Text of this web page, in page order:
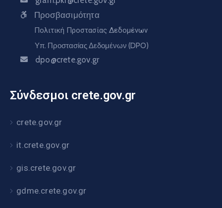
Προσβασιμότητα
Πολιτική Προστασίας Δεδομένων
Υπ. Προστασίας Δεδομένων (DPO)
dpo@crete.gov.gr
Σύνδεσμοι crete.gov.gr
crete.gov.gr
it.crete.gov.gr
gis.crete.gov.gr
gdme.crete.gov.gr